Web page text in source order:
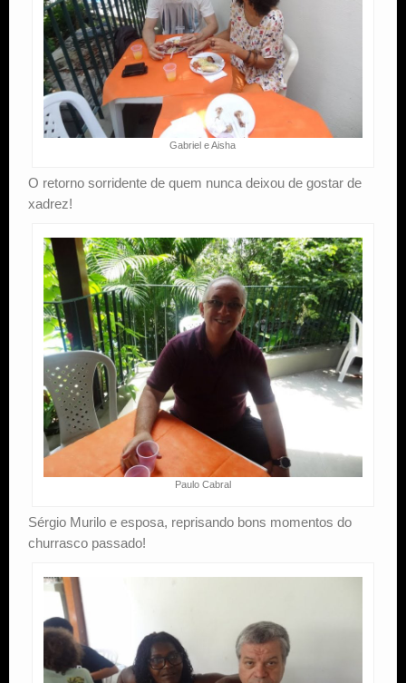
Gabriel e Aisha
O retorno sorridente de quem nunca deixou de gostar de
xadrez!
Paulo Cabral
Sérgio Murilo e esposa, reprisando bons momentos do
churrasco passado!